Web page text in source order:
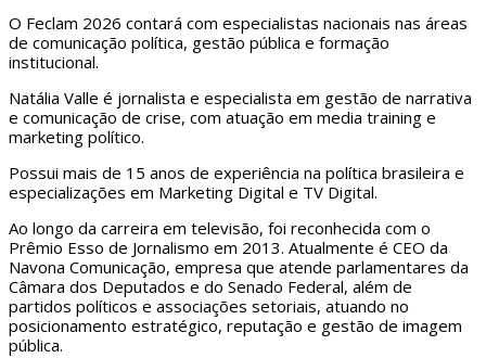
O Feclam 2026 contará com especialistas nacionais nas áreas
de comunicação política, gestão pública e formação
institucional.
Natália Valle é jornalista e especialista em gestão de narrativa
e comunicação de crise, com atuação em media training e
marketing político.
Possui mais de 15 anos de experiência na política brasileira e
especializações em Marketing Digital e TV Digital.
Ao longo da carreira em televisão, foi reconhecida com o
Prêmio Esso de Jornalismo em 2013. Atualmente é CEO da
Navona Comunicação, empresa que atende parlamentares da
Câmara dos Deputados e do Senado Federal, além de
partidos políticos e associações setoriais, atuando no
posicionamento estratégico, reputação e gestão de imagem
pública.